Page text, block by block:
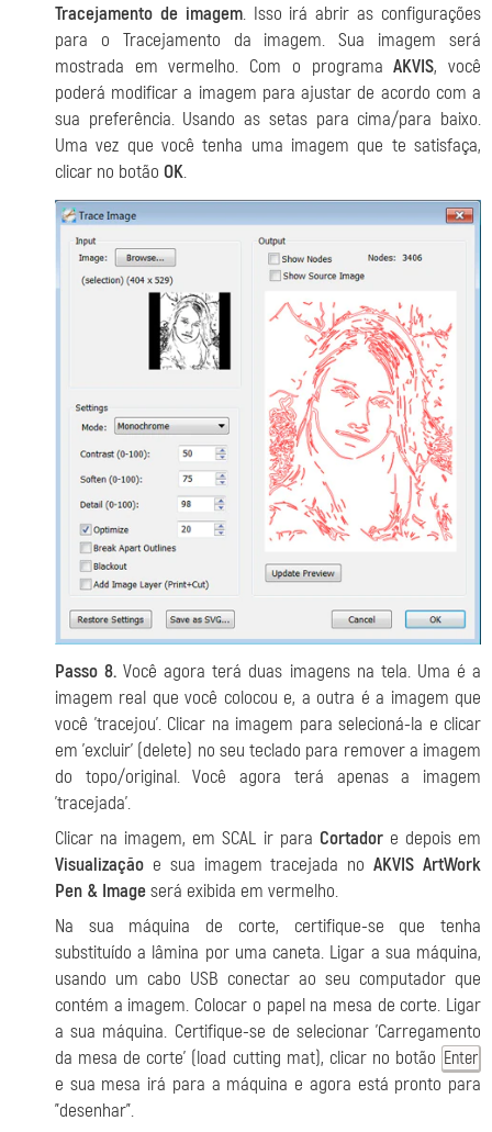
Tracejamento de imagem. Isso irá abrir as configurações
para o Tracejamento da imagem. Sua imagem será
mostrada em vermelho. Com o programaAKVIS, você
poderá modificar a imagem para ajustar de acordo com a
sua preferência. Usando as setas para cima/para baixo.
Uma vez que você tenha uma imagem que te satisfaça,
clicar no botão OK.
Passo 8. Você agora terá duas imagens na tela. Uma é a
imagem real que você colocou e, a outra é a imagem que
você 'tracejou'. Clicar na imagem para selecioná-la e clicar
em 'excluir' (delete) no seu teclado para remover a imagem
do topo/original. Você agora terá apenas a imagem
'tracejada'.
Clicar na imagem, em SCAL ir para Cortadore depois em
Visualização e sua imagem tracejada noAKVIS ArtWork
Pen & Imageserá exibida em vermelho.
Na sua máquina de corte, certifique-se que tenha
substituído a lâmina por uma caneta. Ligar a sua máquina,
usando um cabo USB conectar ao seu computador que
contém a imagem. Colocar o papel na mesa de corte. Ligar
a sua máquina. Certifique-se de selecionar 'Carregamento
da mesa de corte' (load cutting mat), clicar no botão Enter
e sua mesa irá para a máquina e agora está pronto para
"desenhar".